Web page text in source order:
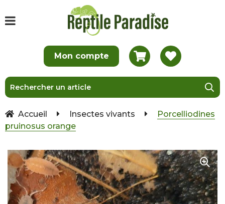
Accueil Insectes vivants
Porcelliodines
pruinosus orange